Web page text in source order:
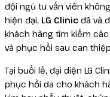
đội ngũ tư vấn viên
hiện đại, LG Clinicđã và
khách hàng tìm kiếm
và phục hồi sau can
Tại buổi lễ, đại diện LG
phục hồi da cho khách